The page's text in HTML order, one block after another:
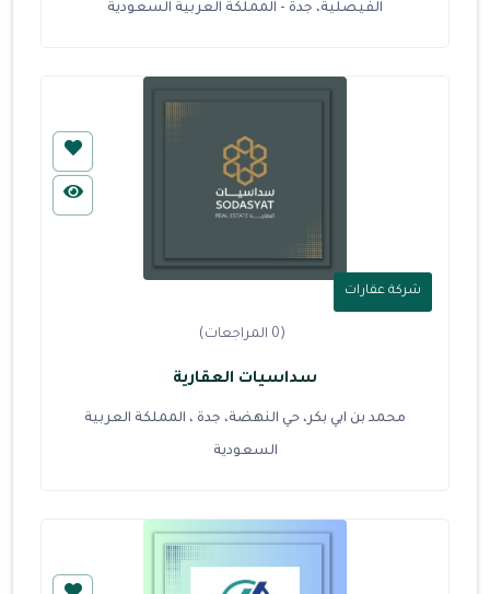
الفيصلية، جدة - المملكة العربية السعودية
شركة عقارات
(0 المراجعات)
سداسيات العقارية
محمد بن ابي بكر، حي النهضة، جدة ، المملكة العربية
السعودية